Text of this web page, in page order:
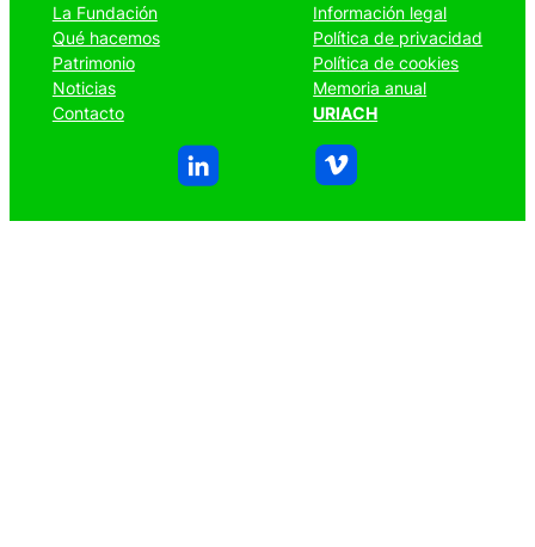
La Fundación
Qué hacemos
Patrimonio
Noticias
Contacto
Información legal
Política de privacidad
Política de cookies
Memoria anual
URIACH